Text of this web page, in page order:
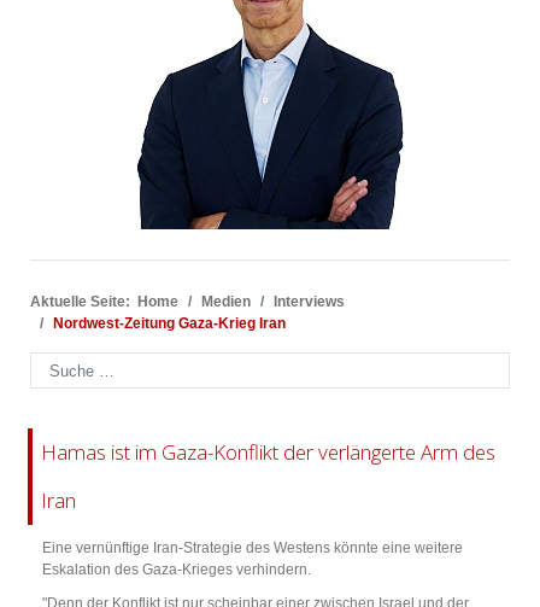
Aktuelle Seite: Home Medien
Interviews
Nordwest-Zeitung Gaza-Krieg Iran
Suchen
Hamas ist im Gaza-Konflikt der verlängerte Arm des
Iran
Eine vernünftige Iran-Strategie des Westens könnte eine weitere
Eskalation des Gaza-Krieges verhindern.